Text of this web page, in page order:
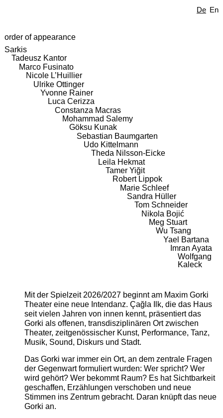
De En
order of appearance
Sarkis
Tadeusz Kantor
Marco Fusinato
Nicole L’Huillier
Ulrike Ottinger
Yvonne Rainer
Luca Cerizza
Constanza Macras
Mohammad Salemy
Göksu Kunak
Sebastian Baumgarten
Udo Kittelmann
Theda Nilsson-Eicke
Leila Hekmat
Tamer Yiğit
Robert Lippok
Marie Schleef
Sandra Hüller
Tom Schneider
Nikola Bojić
Meg Stuart
Wu Tsang
Yael Bartana
Imran Ayata
Wolfgang
Kaleck
Mit der Spielzeit 2026/2027 beginnt am Maxim Gorki
Theater eine neue Intendanz. Çağla Ilk, die das Haus
seit vielen Jahren von innen kennt, präsentiert das
Gorki als offenen, transdisziplinären Ort zwischen
Theater, zeitgenössischer Kunst, Performance, Tanz,
Musik, Sound, Diskurs und Stadt.
Das Gorki war immer ein Ort, an dem zentrale Fragen
der Gegenwart formuliert wurden: Wer spricht? Wer
wird gehört? Wer bekommt Raum? Es hat Sichtbarkeit
geschaffen, Erzählungen verschoben und neue
Stimmen ins Zentrum gebracht. Daran knüpft das neue
Gorki an.